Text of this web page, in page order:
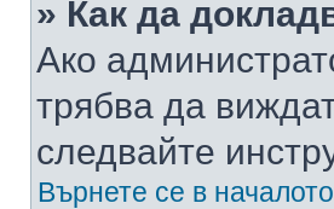
» Как да
Ако
трябва да
следвайте
Върнете се в началото